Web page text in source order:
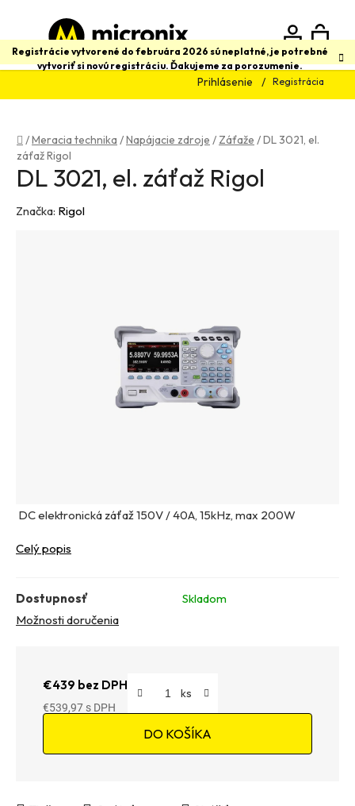
obsah
Registrácie vytvorené do februára 2026 sú neplatné, je potrebné
vytvoriť si novú registráciu. Ďakujeme za porozumenie.
Prihlásenie Registrácia
Hľadať
Domov
/Meracia technika /Napájacie zdroje / Záťaže /DL 3021, el.
záťaž Rigol
DC elektronická záťaž 150V / 40A, 15kHz, max 200W
Celý popis
Dostupnosť
Skladom
Možnosti doručenia
€439 bez DPH
€539,97
DO KOŠÍKA
DL 3021, el. záťaž Rigol
Značka: Rigol